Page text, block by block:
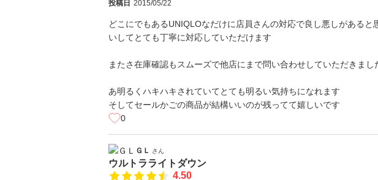
投稿日 2015/05/22
どこにでもあるUNIQLOなだけに店員さんの対応で良し悪しがあると
いしてとても丁寧に対応していただけます
またさ在庫確認もスムーズで他店にまで問い合わせしていただきまし
あ明るくハキハキされていてとても明るい気持ちになれます
そしてセールかごの商品が結構いいのが残ってて嬉しいです
0
ＧＬ さん
ウルトラライトダウン
4.50